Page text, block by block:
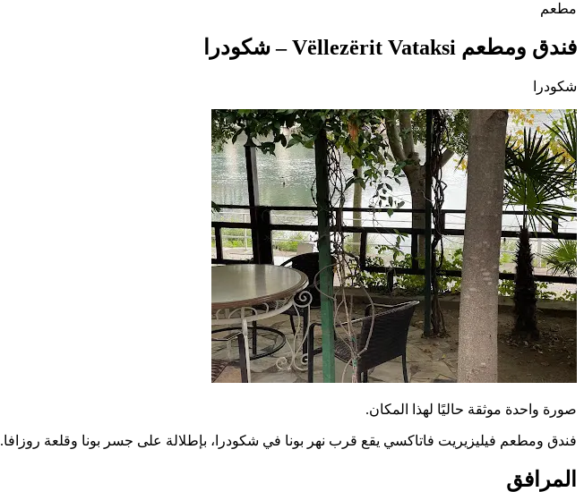
مطعم
فندق ومطعم Vëllezërit Vataksi – شكودرا
شكودرا
صورة واحدة موثقة حاليًا لهذا المكان.
فندق ومطعم فيليزيريت فاتاكسي يقع قرب نهر بونا في شكودرا، بإطلالة على جسر بونا وقلعة روزافا.
المرافق